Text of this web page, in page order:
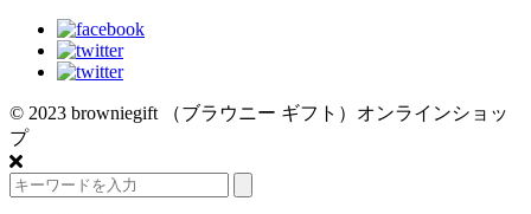
© 2023 browniegift （ブラウニー ギフト）オンラインショッ
プ